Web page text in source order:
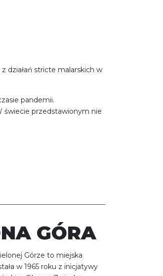
działań stricte malarskich w
pandemii.
świecie przedstawionym nie
GÓRA
Górze to miejska
w 1965 roku z inicjatywy